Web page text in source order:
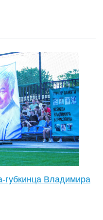
губкинца Владимира